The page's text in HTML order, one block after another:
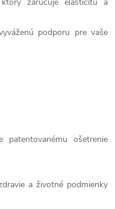
podporu pre vaše
patentovanému ošetrenie
a životné podmienky